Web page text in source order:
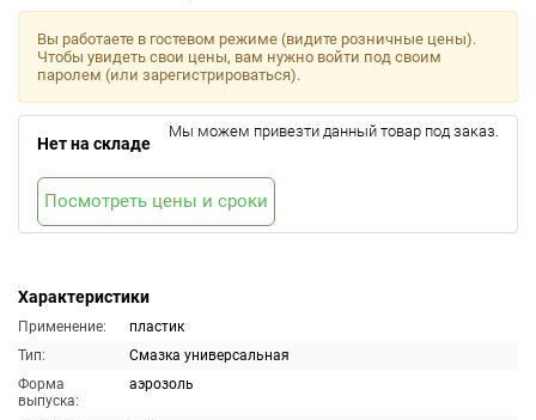
Характеристики
Применение:
пластик
Тип:
Смазка универсальная
Форма
выпуска:
аэрозоль
Вы работаете в гостевом режиме (видите розничные цены).
Чтобы увидеть свои цены, вам нужно войти под своим
паролем (или зарегистрироваться).
Нет на складе
Мы можем привезти данный товар под заказ.
Посмотреть цены и сроки